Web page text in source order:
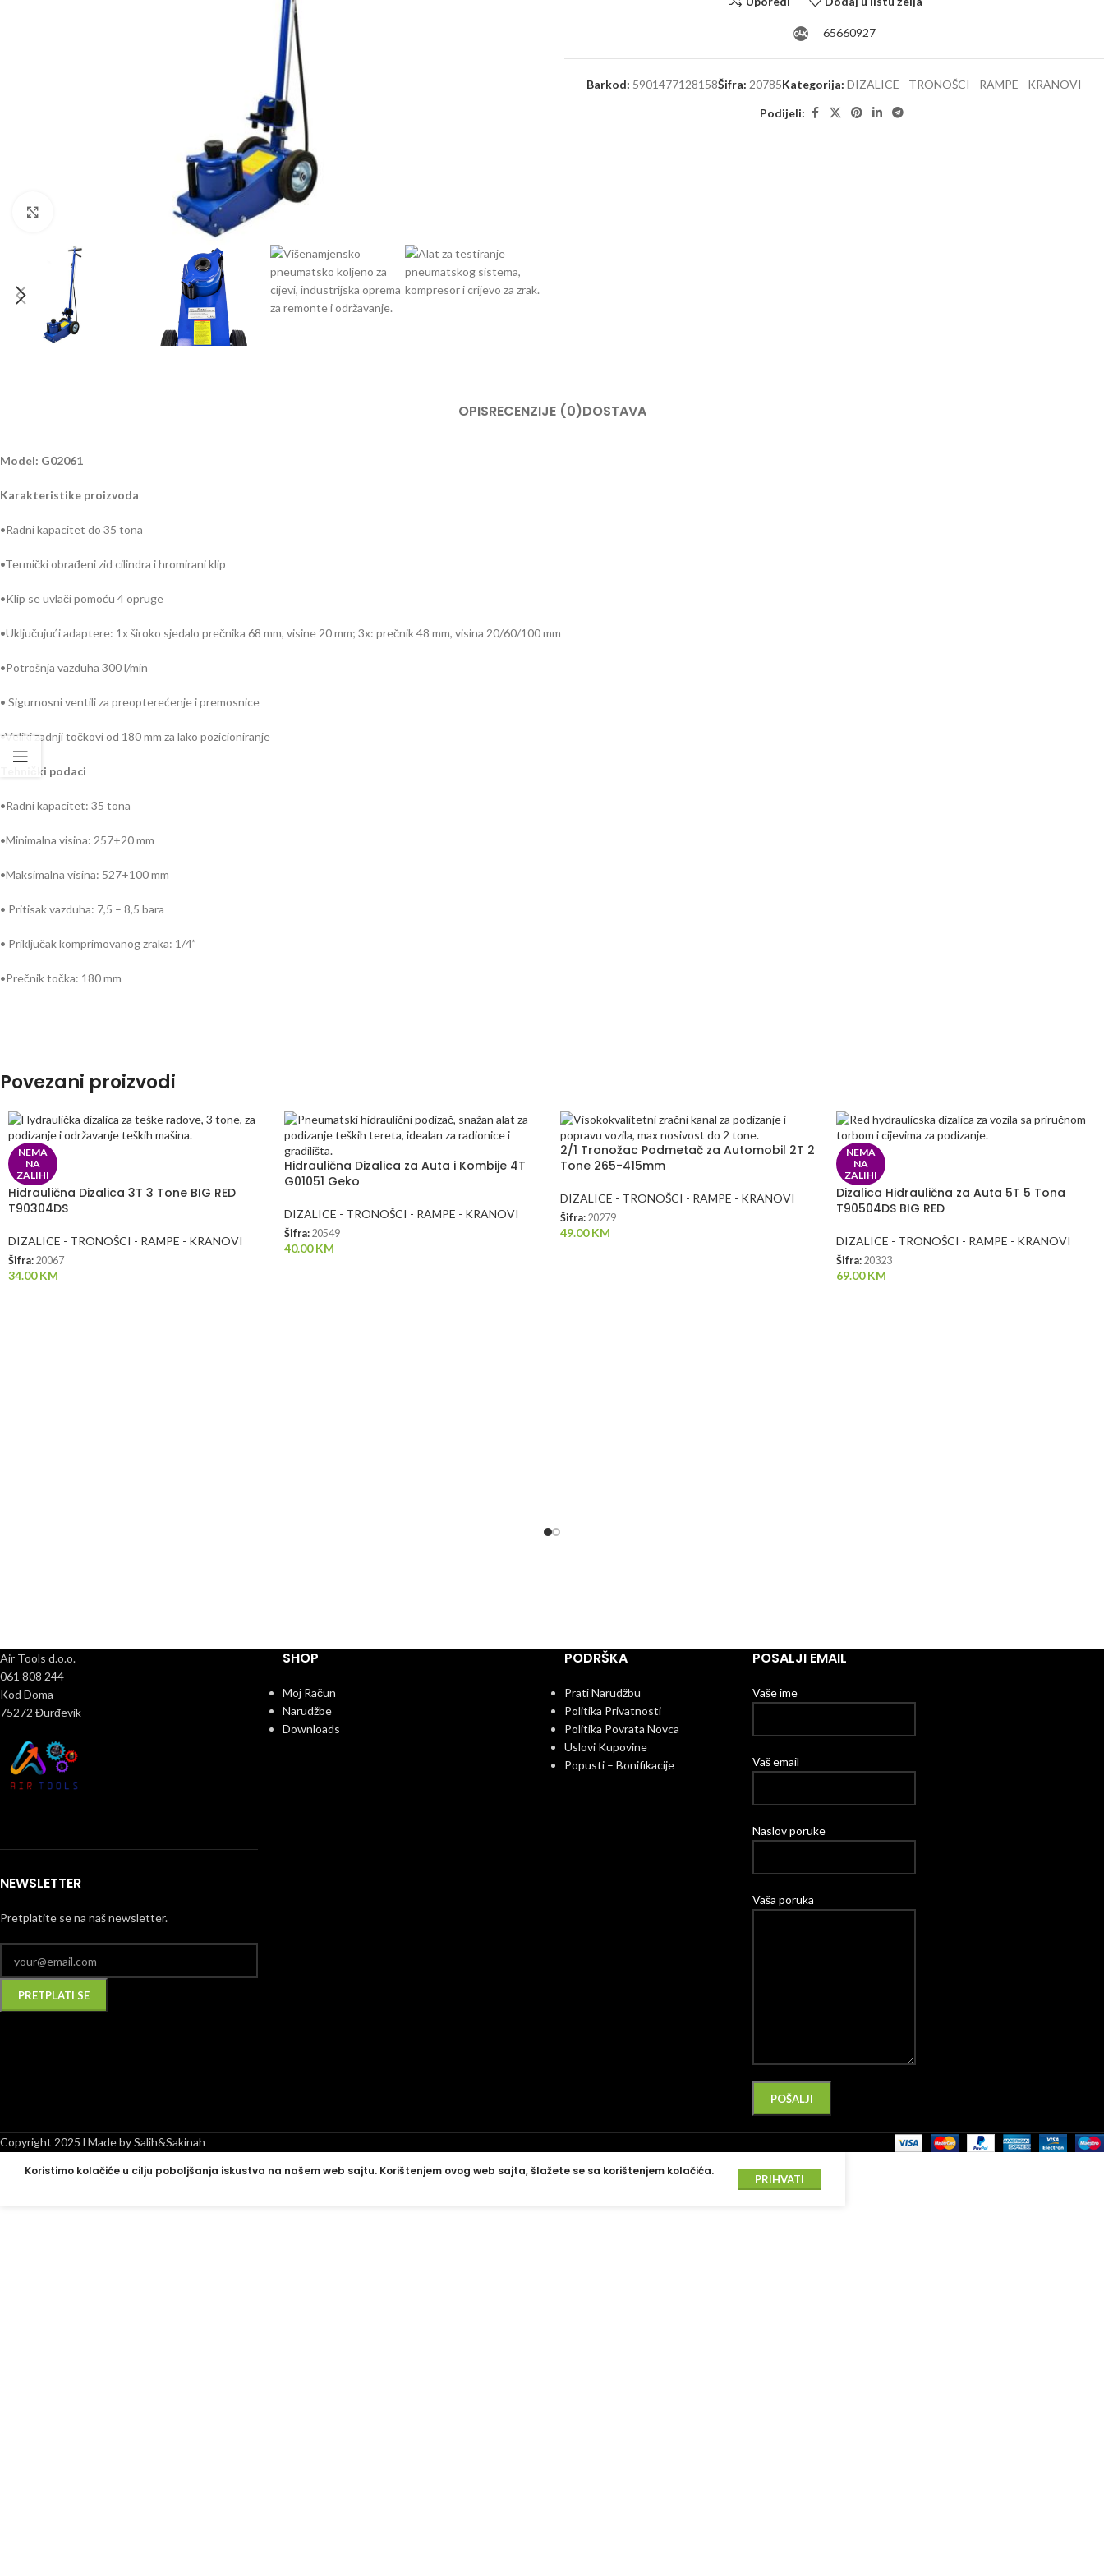
65660927
Barkod: 5901477128158Šifra: 20785Kategorija: DIZALICE - TRONOŠCI - RAMPE - KRANOVI
Podijeli:
OPISRECENZIJE (0)DOSTAVA
Model: G02061
Karakteristike proizvoda
•Radni kapacitet do 35 tona
•Termički obrađeni zid cilindra i hromirani klip
•Klip se uvlači pomoću 4 opruge
•Uključujući adaptere: 1x široko sjedalo prečnika 68 mm, visine 20 mm; 3x: prečnik 48 mm, visina 20/60/100 mm
•Potrošnja vazduha 300 l/min
• Sigurnosni ventili za preopterećenje i premosnice
•Veliki zadnji točkovi od 180 mm za lako pozicioniranje
Tehnički podaci
•Radni kapacitet: 35 tona
•Minimalna visina: 257+20 mm
•Maksimalna visina: 527+100 mm
• Pritisak vazduha: 7,5 – 8,5 bara
• Priključak komprimovanog zraka: 1/4”
•Prečnik točka: 180 mm
Povezani proizvodi
NEMA
NA
ZALIHI
Hidraulična Dizalica 3T 3 Tone BIG RED
T90304DS
DIZALICE - TRONOŠCI - RAMPE - KRANOVI
Šifra: 20067
34.00KM
Hidraulična Dizalica za Auta i Kombije 4T
G01051 Geko
DIZALICE - TRONOŠCI - RAMPE - KRANOVI
Šifra: 20549
40.00KM
2/1 Tronožac Podmetač za Automobil 2T 2
Tone 265-415mm
DIZALICE - TRONOŠCI - RAMPE - KRANOVI
Šifra: 20279
49.00KM
NEMA
NA
ZALIHI
Dizalica Hidraulična za Auta 5T 5 Tona
T90504DS BIG RED
DIZALICE - TRONOŠCI - RAMPE - KRANOVI
Šifra: 20323
69.00KM
Air Tools d.o.o.
061 808 244
Kod Doma
75272 Đurđevik
NEWSLETTER
Pretplatite se na naš newsletter.
SHOP
Moj Račun
Narudžbe
Downloads
PODRŠKA
Prati Narudžbu
Politika Privatnosti
Politika Povrata Novca
Uslovi Kupovine
Popusti – Bonifikacije
POSALJI EMAIL
Vaše ime
Vaš email
Naslov poruke
Vaša poruka
Copyright 2025 l Made by Salih&Sakinah
Koristimo kolačiće u cilju poboljšanja iskustva na našem web sajtu. Korištenjem ovog web sajta, šlažete se sa korištenjem kolačića.
PRIHVATI